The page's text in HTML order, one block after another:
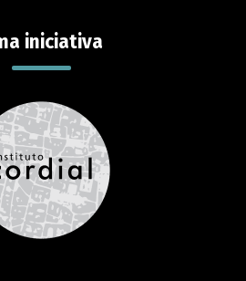
iniciativa